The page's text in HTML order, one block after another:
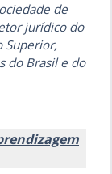
de
jurídico do
Superior,
do Brasil e do